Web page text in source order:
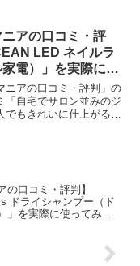
ニアの口コミ・評
LED ネイルラ
電）」を実際に使
想
ニアの口コミ・評判」の
「自宅でサロン並みのジ
もきれいに仕上がる
の口コミ・評判】
ドライシャンプー（ド
」を実際に使ってみた